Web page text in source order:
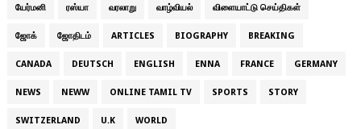
யேர்மனி ரஸ்யா வரலாறு வாழ்வியல் விளையாட்டு செய்திகள்
ஜோக் ஜோதிடம் ARTICLES BIOGRAPHY BREAKING
CANADA DEUTSCH ENGLISH ENNA FRANCE GERMANY
NEWS NEWW ONLINE TAMIL TV SPORTS STORY
SWITZERLAND U.K WORLD